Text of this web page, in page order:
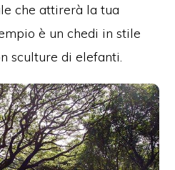
che attirerà la tua
è un chedi in stile
sculture di elefanti.